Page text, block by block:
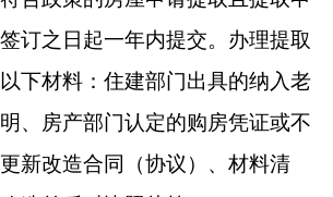
金贷款，同样可享受克州首套
惠。（全媒体记者高萌侯卫